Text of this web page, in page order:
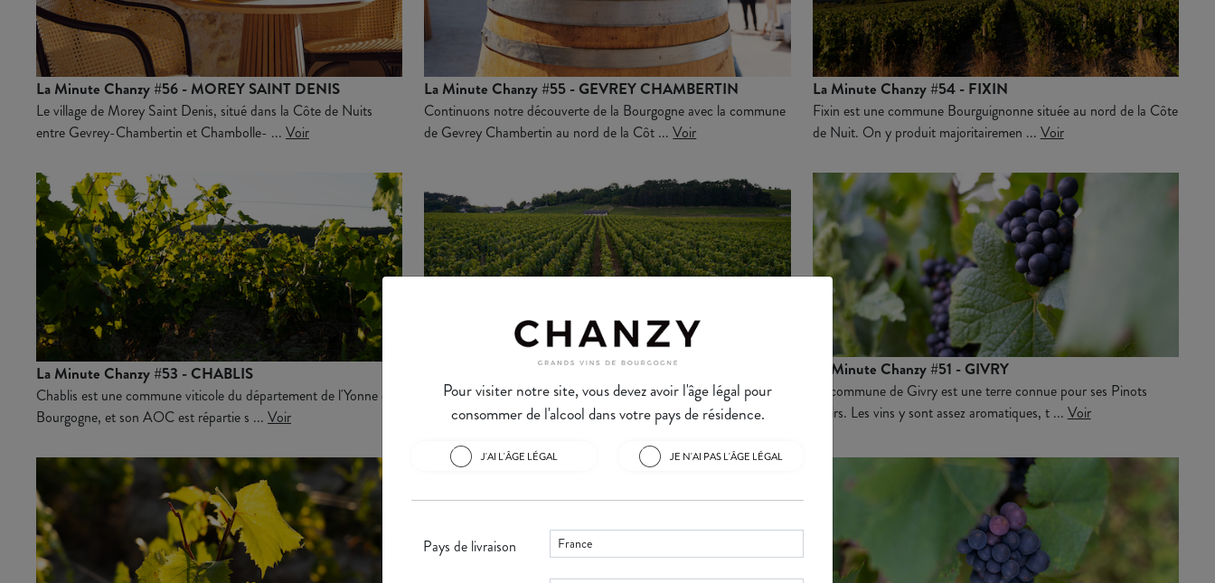
La Minute Chanzy #56 - MOREY SAINT DENIS
Le village de Morey Saint Denis, situé dans la Côte de Nuits
entre Gevrey-Chambertin et Chambolle- ... Voir
La Minute Chanzy #55 - GEVREY CHAMBERTIN
Continuons notre découverte de la Bourgogne avec la commune
de Gevrey Chambertin au nord de la Côt ...Voir
La Minute Chanzy #54 - FIXIN
Fixin est une commune Bourguignonne située au nord de la Côte
de Nuit. On y produit majoritairemen ... Voir
La Minute Chanzy #53 - CHABLIS
Chablis est une commune viticole du département de l'Yonne en
Bourgogne, et son AOC est répartie s ... Voir
Montagny est une commune située tout au sud de la Côte
Chalonnaise. Il s’agit d’une terre qui ...Voir
La Minute Chanzy #51 - GIVRY
La commune de Givry est une terre connue pour ses Pinots
Noirs. Les vins y sont assez aromatiques, t ... Voir
Pour visiter notre site, vous devez avoir l'âge légal pour
consommer de l'alcool dans votre pays de résidence.
J'AI L'ÂGE LÉGAL JE N'AI PAS L'ÂGE LÉGAL
Pays de livraison